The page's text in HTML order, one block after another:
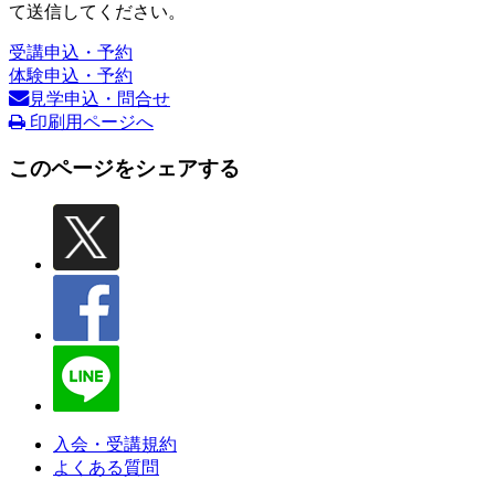
て送信してください。
受講申込・予約
体験申込・予約
見学申込・問合せ
印刷用ページへ
このページをシェアする
入会・受講規約
よくある質問